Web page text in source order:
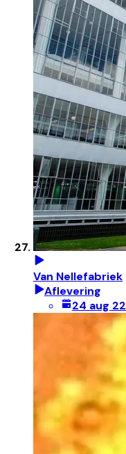
Van Nellefabriek
Aflevering
24 aug 22